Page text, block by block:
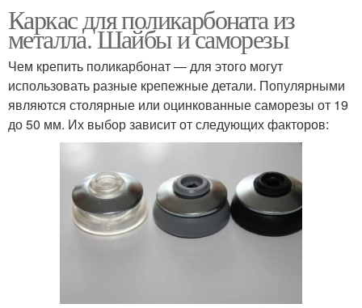
Каркас для поликарбоната из
металла. Шайбы и саморезы
Чем крепить поликарбонат — для этого могут
использовать разные крепежные детали. Популярными
являются столярные или оцинкованные саморезы от 19
до 50 мм. Их выбор зависит от следующих факторов: